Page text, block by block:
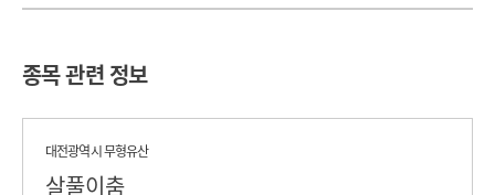
종목 관련 정보
대전광역시 무형유산
살풀이춤